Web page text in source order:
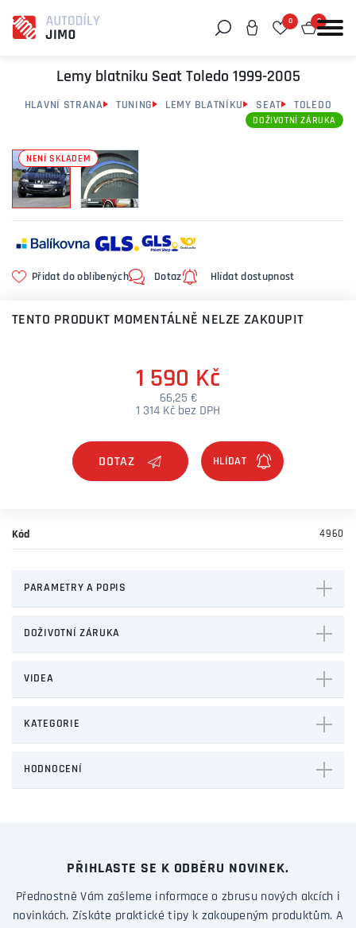
0 0
Lemy blatniku Seat Toledo 1999-2005
HLAVNÍ STRANA TUNING LEMY BLATNÍKU SEAT TOLEDO
NENÍ SKLADEM
DOŽIVOTNÍ ZÁRUKA
Přidat do oblíbených Dotaz Hlídat dostupnost
TENTO PRODUKT MOMENTÁLNĚ NELZE ZAKOUPIT
1 590 Kč
66,25 €
1 314 Kč bez DPH
DOTAZ
Kód 4960
PARAMETRY A POPIS
DOŽIVOTNÍ ZÁRUKA
VIDEA
KATEGORIE
HODNOCENÍ
PŘIHLASTE SE K ODBĚRU NOVINEK.
Přednostně Vám zašleme informace o zbrusu nových akcích i
novinkách. Získáte praktické tipy k zakoupeným produktům. A
Můžeme vám pomoci něco najít?